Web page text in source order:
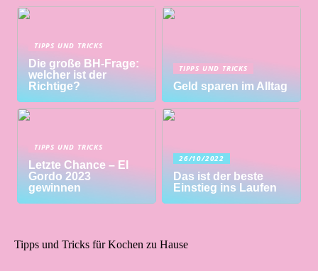
TIPPS UND TRICKS
Die große BH-Frage:
welcher ist der
Richtige?
TIPPS UND TRICKS
Geld sparen im Alltag
TIPPS UND TRICKS
Letzte Chance – El
Gordo 2023
gewinnen
26/10/2022
Das ist der beste
Einstieg ins Laufen
Tipps und Tricks für Kochen zu Hause